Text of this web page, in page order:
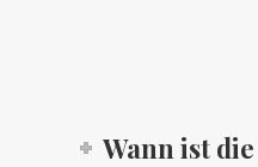
Wann ist